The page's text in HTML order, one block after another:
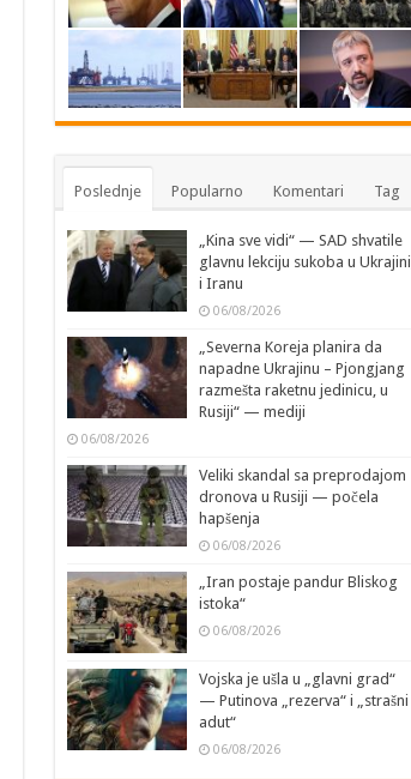
Poslednje Popularno Komentari Tag
„Kina sve vidi“ — SAD shvatile
glavnu lekciju sukoba u Ukrajini,
i Iranu
06/08/2026
„Severna Koreja planira da
napadne Ukrajinu – Pjongjang
razmešta raketnu jedinicu, u
Rusiji“ — mediji
06/08/2026
Veliki skandal sa preprodajom
dronova u Rusiji — počela
hapšenja
06/08/2026
„Iran postaje pandur Bliskog
istoka“
06/08/2026
Vojska je ušla u „glavni grad“
— Putinova „rezerva“ i „strašni
adut“
06/08/2026